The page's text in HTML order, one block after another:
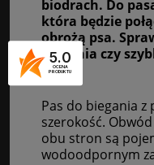
biodrach. Do
która będzie
obrożą psa.
biegania czy
Pas do biegania
szerokość.
obu stron są
wodoodpornym
5.0
OCENA
PRODUKTU